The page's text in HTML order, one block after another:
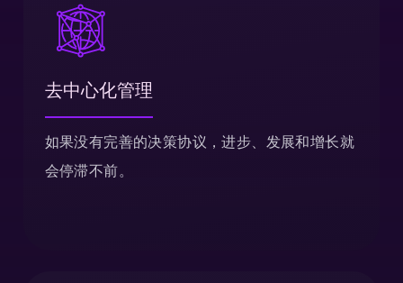
去中心化管理
如果没有完善的决策协议，进步、发展和增长就
会停滞不前。